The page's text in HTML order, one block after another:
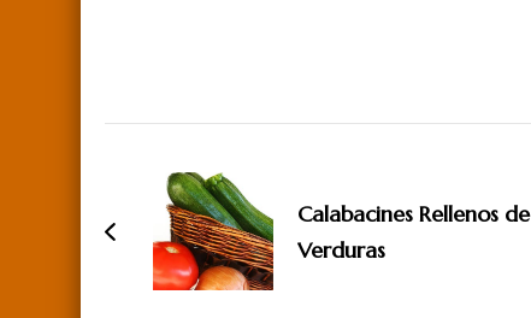
entradas
Calabacines Rellenos de
Verduras